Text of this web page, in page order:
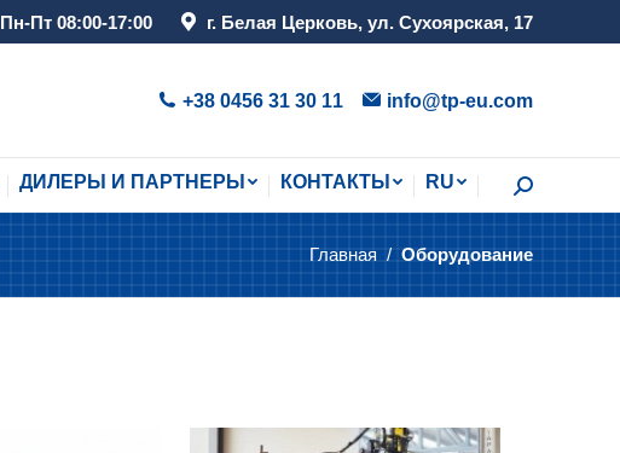
Пн-Пт 08:00-17:00 г. Белая Церковь, ул. Сухоярская, 17
+38 0456 31 30 11 info@tp-eu.com
ДИЛЕРЫ И ПАРТНЕРЫ КОНТАКТЫ RU Поиск:
Вы здесь:
Главная Оборудование
ДИЛЕРЫ И ПАРТНЕРЫ КОНТАКТЫ RU Поиск: